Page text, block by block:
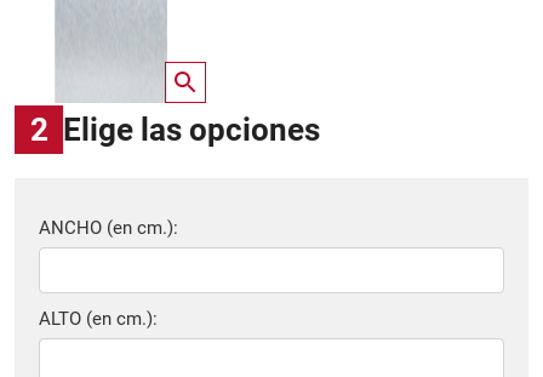
2 Elige las opciones
ANCHO (en cm.):
ALTO (en cm.):